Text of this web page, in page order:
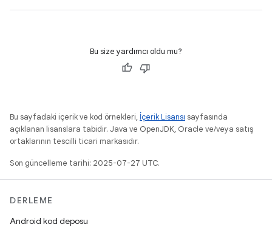
Bu size yardımcı oldu mu?
Bu sayfadaki içerik ve kod örnekleri, İçerik Lisansı sayfasında
açıklanan lisanslara tabidir. Java ve OpenJDK, Oracle ve/veya satış
ortaklarının tescilli ticari markasıdır.
Son güncelleme tarihi: 2025-07-27 UTC.
DERLEME
Android kod deposu